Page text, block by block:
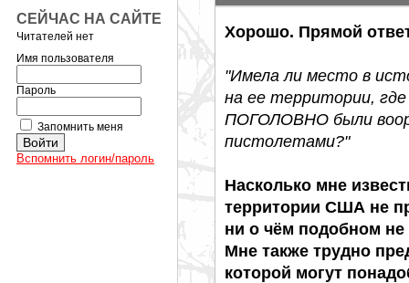
СЕЙЧАС НА САЙТЕ
Читателей нет
Имя пользователя
Пароль
Запомнить меня
Вспомнить логин/пароль
Хорошо. Прямой
"Имела ли место в
на ее территории,
ПОГОЛОВНО были
пистолетами?"
Насколько мне
территории США не
ни о чём подобном
Мне также трудно
которой могут